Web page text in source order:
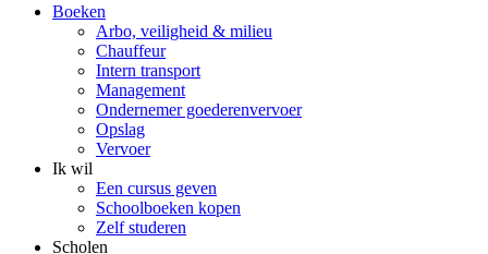
Boeken
Arbo, veiligheid & milieu
Chauffeur
Intern transport
Management
Ondernemer goederenvervoer
Opslag
Vervoer
Ik wil
Een cursus geven
Schoolboeken kopen
Zelf studeren
Scholen